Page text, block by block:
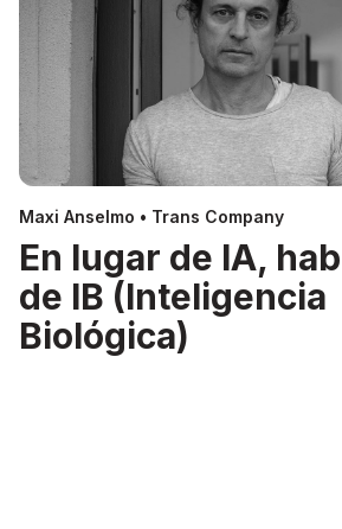
Maxi Anselmo • Trans Company
En lugar de IA,
de IB (Inteligencia
Biológica)